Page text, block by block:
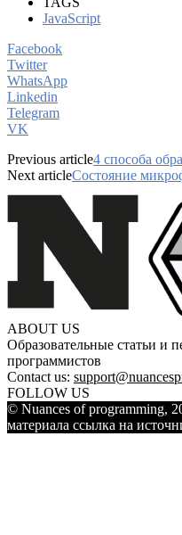
JavaScript
Facebook
Twitter
WhatsApp
Linkedin
Telegram
VK
Previous article4 способа
Next articleСостояние
ABOUT US
Образовательные статьи и
программистов
Contact us:
FOLLOW US
© Nuances of programming,
материала ссылка на